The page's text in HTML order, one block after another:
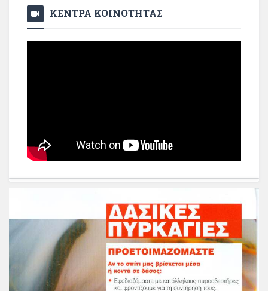
ΚΕΝΤΡΑ ΚΟΙΝΟΤΗΤΑΣ